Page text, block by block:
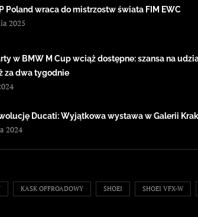
Poland wraca do mistrzostw świata FIM EWC
2025
w BMW M Cup wciąż dostępne: szansa na
za dwa tygodnie
Ducati: Wyjątkowa wystawa w Galerii
2024
KASK OFFROADOWY SHOEI SHOEI VFX-W